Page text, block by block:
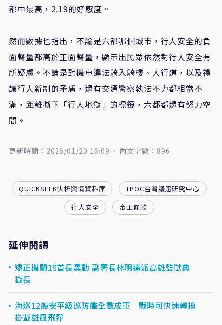
都中最高，2.19的好感度。
然而數據也指出，不論是六都哪個城市，行人安全的負
面聲量都高於正面聲量，顯示出民眾依然對行人安全有
所疑慮。不論是對機車違法騎入騎樓、人行道，以及禮
讓行人新制的矛盾，還有交通警察執法不力都相當不
滿，距離撕下「行人地獄」的標籤，六都都還有努力空
間。
更新時間：2026/01/20 16:09 內文字數：896
QUICKSEEK快析輿情資料庫
TPOC台灣議題研究中心
行人安全
帝王條款
延伸閱讀
矯正機關19首長異動 副署長林明達派高雄監獄典
獄長
海巡12艘安平級巡防艦全數成軍 戰時可快速轉換
掛載雄風飛彈